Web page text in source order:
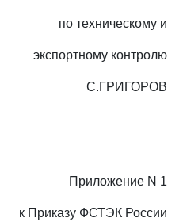
по техническому и
экспортному контролю
С.ГРИГОРОВ
Приложение N 1
к Приказу ФСТЭК России